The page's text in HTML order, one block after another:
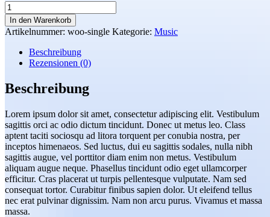
Single
Menge
In den Warenkorb
Artikelnummer: woo-single Kategorie: Music
Beschreibung
Rezensionen (0)
Beschreibung
Lorem ipsum dolor sit amet, consectetur adipiscing elit. Vestibulum
sagittis orci ac odio dictum tincidunt. Donec ut metus leo. Class
aptent taciti sociosqu ad litora torquent per conubia nostra, per
inceptos himenaeos. Sed luctus, dui eu sagittis sodales, nulla nibh
sagittis augue, vel porttitor diam enim non metus. Vestibulum
aliquam augue neque. Phasellus tincidunt odio eget ullamcorper
efficitur. Cras placerat ut turpis pellentesque vulputate. Nam sed
consequat tortor. Curabitur finibus sapien dolor. Ut eleifend tellus
nec erat pulvinar dignissim. Nam non arcu purus. Vivamus et massa
massa.